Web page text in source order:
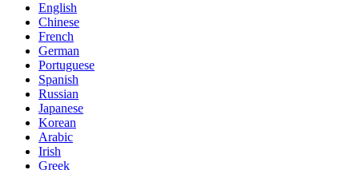
English
Chinese
French
German
Portuguese
Spanish
Russian
Japanese
Korean
Arabic
Irish
Greek